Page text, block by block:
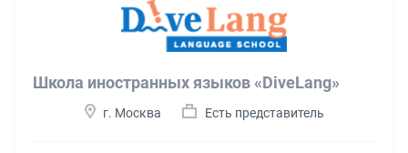
Школа иностранных языков «DiveLang»
г. Москва Есть представитель